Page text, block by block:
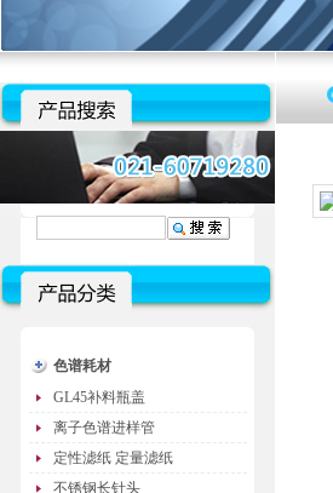
色谱耗材
GL45补料瓶盖
离子色谱进样管
定性滤纸 定量滤纸
不锈钢长针头